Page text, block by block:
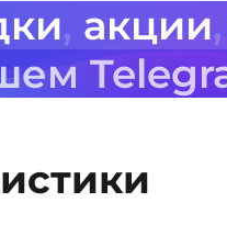
, акции,